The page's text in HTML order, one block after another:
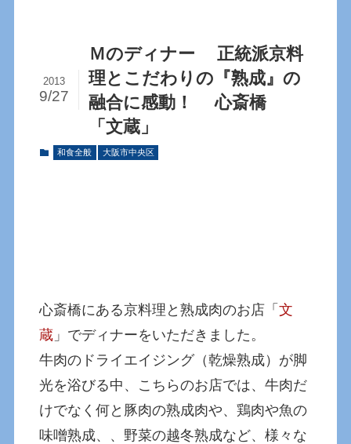
Ｍのディナー 正統派京料
理とこだわりの『熟成』の
融合に感動！ 心斎橋
「文蔵」
2013
9/27
和食全般 大阪市中央区
心斎橋にある京料理と熟成肉のお店「文
蔵 」でディナーをいただきました。
牛肉のドライエイジング（乾燥熟成）が脚
光を浴びる中、こちらのお店では、牛肉だ
けでなく何と豚肉の熟成肉や、鶏肉や魚の
味噌熟成、、野菜の越冬熟成など、様々な